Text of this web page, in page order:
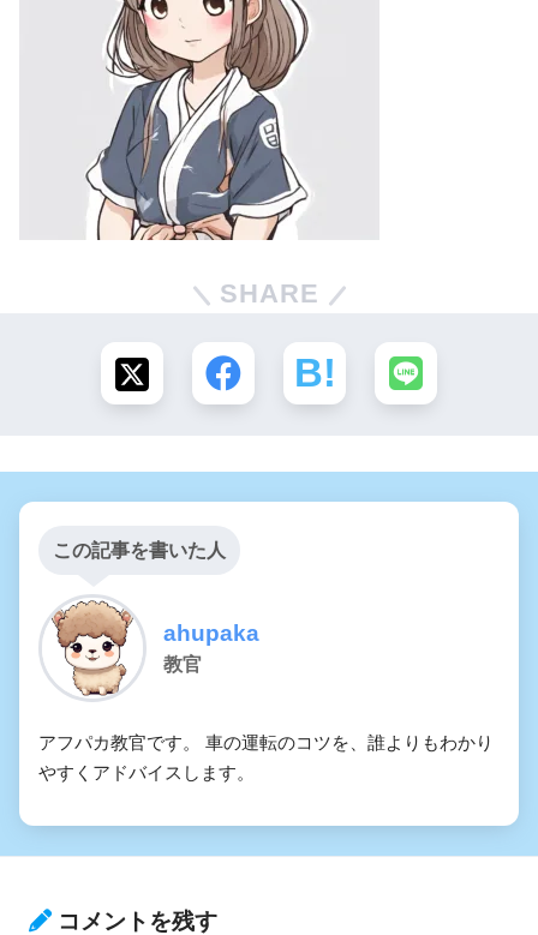
SHARE
この記事を書いた人
ahupaka
教官
アフパカ教官です。 車の運転のコツを、誰よりもわかり
やすくアドバイスします。
コメントを残す